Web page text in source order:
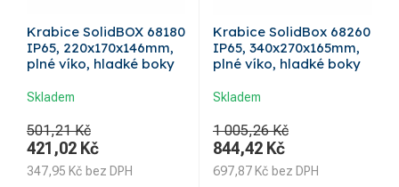
Krabice SolidBOX 68180
IP65, 220x170x146mm,
plné víko, hladké boky
Skladem
501,21 Kč
421,02 Kč
347,95 Kč bez DPH
Krabice SolidBox 68260
IP65, 340x270x165mm,
plné víko, hladké boky
Skladem
1 005,26 Kč
844,42 Kč
697,87 Kč bez DPH